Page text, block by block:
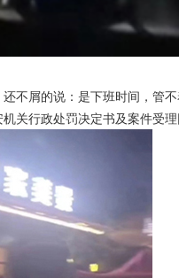
屑的说：是下班时间，管
关行政处罚决定书及案件受理